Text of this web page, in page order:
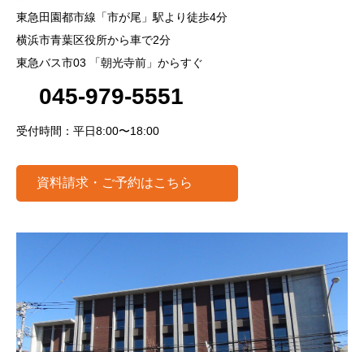
​​​東急田園都市線「市が尾」駅より徒歩4分
横浜市青葉区役所から車で2分
東急バス市03 「朝光寺前」からすぐ
045-979-5551
受付時間：平日8:00〜18:00
資料請求・ご予約はこちら